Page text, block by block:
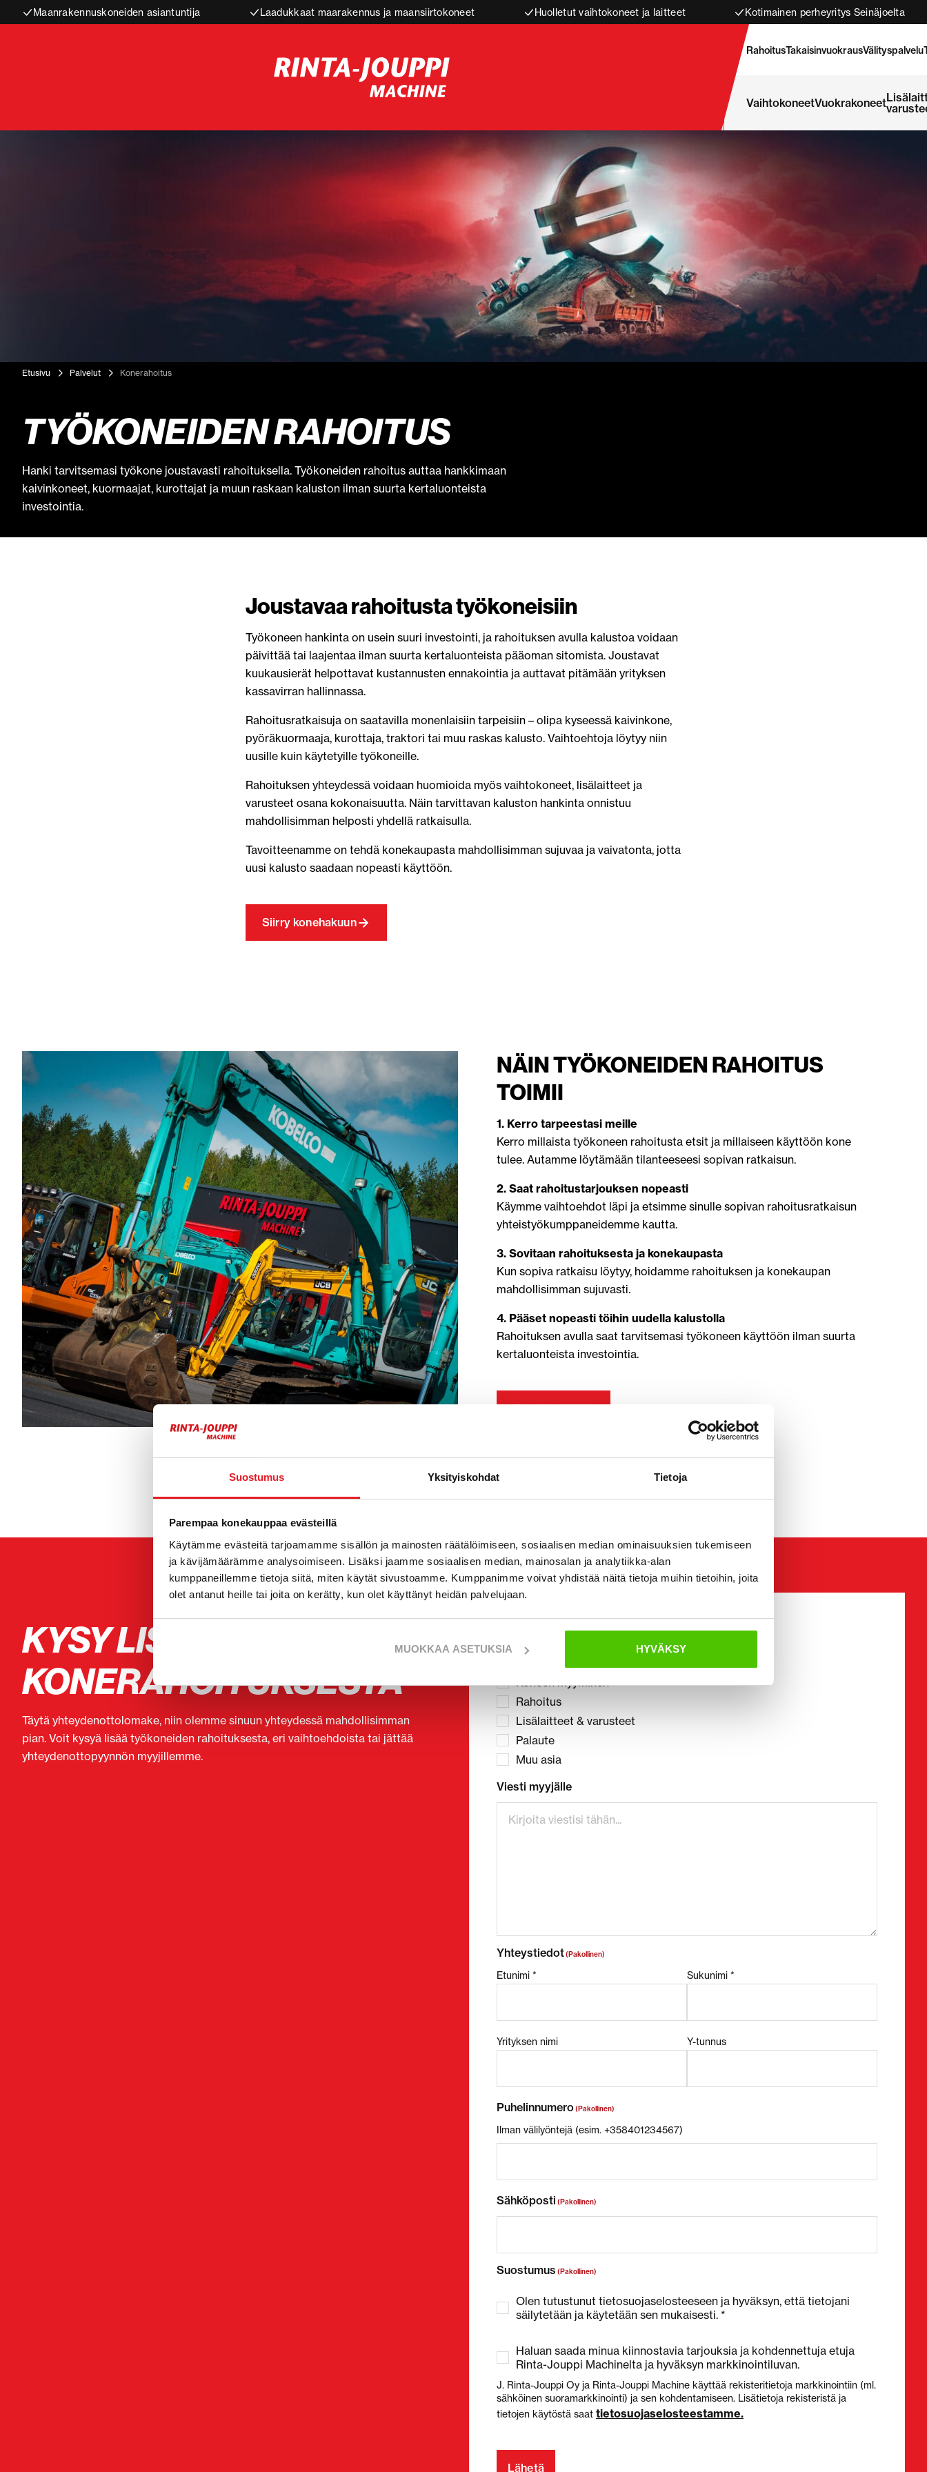
Suostumus Yksityiskohdat Tietoja
Parempaa konekauppaa evästeillä
Käytämme evästeitä tarjoamamme sisällön ja mainosten räätälöimiseen, sosiaalisen median ominaisuuksien tukemiseen
ja kävijämäärämme analysoimiseen. Lisäksi jaamme sosiaalisen median, mainosalan ja analytiikka-alan
kumppaneillemme tietoja siitä, miten käytät sivustoamme. Kumppanimme voivat yhdistää näitä tietoja muihin tietoihin, joita
olet antanut heille tai joita on kerätty, kun olet käyttänyt heidän palvelujaan.
MUOKKAA ASETUKSIA HYVÄKSY
Maanrakennuskoneiden asiantuntija Laadukkaat maarakennus ja maansiirtokoneet Huolletut vaihtokoneet ja laitteet Kotimainen perheyritys Seinäjoelta
RahoitusTakaisinvuokrausVälityspalvelu
VaihtokoneetVuokrakoneet
Etusivu Palvelut Konerahoitus
TYÖKONEIDEN RAHOITUS
Hanki tarvitsemasi työkone joustavasti rahoituksella. Työkoneiden rahoitus auttaa hankkimaan
kaivinkoneet, kuormaajat, kurottajat ja muun raskaan kaluston ilman suurta kertaluonteista
investointia.
Joustavaa rahoitusta työkoneisiin
Työkoneen hankinta on usein suuri investointi, ja rahoituksen avulla kalustoa voidaan
päivittää tai laajentaa ilman suurta kertaluonteista pääoman sitomista. Joustavat
kuukausierät helpottavat kustannusten ennakointia ja auttavat pitämään yrityksen
kassavirran hallinnassa.
Rahoitusratkaisuja on saatavilla monenlaisiin tarpeisiin – olipa kyseessä kaivinkone,
pyöräkuormaaja, kurottaja, traktori tai muu raskas kalusto. Vaihtoehtoja löytyy niin
uusille kuin käytetyille työkoneille.
Rahoituksen yhteydessä voidaan huomioida myös vaihtokoneet, lisälaitteet ja
varusteet osana kokonaisuutta. Näin tarvittavan kaluston hankinta onnistuu
mahdollisimman helposti yhdellä ratkaisulla.
Tavoitteenamme on tehdä konekaupasta mahdollisimman sujuvaa ja vaivatonta, jotta
uusi kalusto saadaan nopeasti käyttöön.
Siirry konehakuun
NÄIN TYÖKONEIDEN RAHOITUS
TOIMII
1. Kerro tarpeestasi meille
Kerro millaista työkoneen rahoitusta etsit ja millaiseen käyttöön kone
tulee. Autamme löytämään tilanteeseesi sopivan ratkaisun.
2. Saat rahoitustarjouksen nopeasti
Käymme vaihtoehdot läpi ja etsimme sinulle sopivan rahoitusratkaisun
yhteistyökumppaneidemme kautta.
3. Sovitaan rahoituksesta ja konekaupasta
Kun sopiva ratkaisu löytyy, hoidamme rahoituksen ja konekaupan
mahdollisimman sujuvasti.
4. Pääset nopeasti töihin uudella kalustolla
Rahoituksen avulla saat tarvitsemasi työkoneen käyttöön ilman suurta
kertaluonteista investointia.
Ota yhteyttä
KYSY LISÄÄ
KONERAHOITUKSESTA
Täytä yhteydenottolomake, niin olemme sinuun yhteydessä mahdollisimman
pian. Voit kysyä lisää työkoneiden rahoituksesta, eri vaihtoehdoista tai jättää
yhteydenottopyynnön myyjillemme.
Koneen ostaminen
Koneen myyminen
Rahoitus
Lisälaitteet & varusteet
Palaute
Muu asia
Viesti myyjälle
Yhteystiedot(Pakollinen)
Etunimi * Sukunimi *
Yrityksen nimi Y-tunnus
Puhelinnumero(Pakollinen)
Ilman välilyöntejä (esim. +358401234567)
Sähköposti (Pakollinen)
Suostumus (Pakollinen)
Olen tutustunut tietosuojaselosteeseen ja hyväksyn, että tietojani
säilytetään ja käytetään sen mukaisesti. *
Haluan saada minua kiinnostavia tarjouksia ja kohdennettuja etuja
Rinta-Jouppi Machinelta ja hyväksyn markkinointiluvan.
J. Rinta-Jouppi Oy ja Rinta-Jouppi Machine käyttää rekisteritietoja markkinointiin (ml.
sähköinen suoramarkkinointi) ja sen kohdentamiseen. Lisätietoja rekisteristä ja
tietojen käytöstä saat tietosuojaselosteestamme.